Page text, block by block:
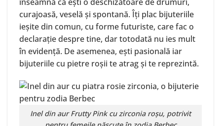
curajoasă, veselă și spontană. Îți plac bijuteriile
ieșite din comun, cu forme futuriste, care fac o
declarație despre tine, dar totodată nu ies mult
în evidență. De asemenea, ești pasională iar
bijuteriile cu pietre roșii te atrag și te reprezintă.
Inel din aurFrutty Pinkcu zirconia roșu, potrivit